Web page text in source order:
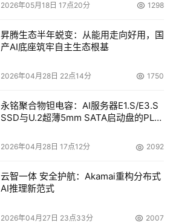
2026年05月18日 17点20分 1298
昇腾生态半年蜕变：从能用走向好用，国
产AI底座筑牢自主生态根基
2026年04月28日 22点14分 1750
永铭聚合物钽电容：AI服务器E1.S/E3.S
SSD与U.2超薄5mm SATA启动盘的PLP
2026年04月28日 17点12分 2092
云智一体 安全护航：Akamai重构分布式
AI推理新范式
2026年04月27日 23点33分 2007